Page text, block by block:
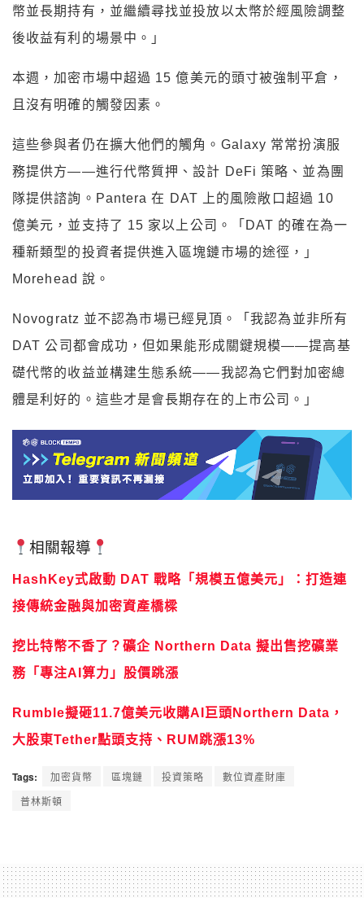
幣並長期持有，並繼續尋找並投放以太幣於經風險調整
後收益有利的場景中。」
本週，加密市場中超過 15 億美元的頭寸被強制平倉，
且沒有明確的觸發因素。
這些參與者仍在擴大他們的觸角。Galaxy 常常扮演服
務提供方——進行代幣質押、設計 DeFi 策略、並為團
隊提供諮詢。Pantera 在 DAT 上的風險敞口超過 10
億美元，並支持了 15 家以上公司。「DAT 的確在為一
種新類型的投資者提供進入區塊鏈市場的途徑，」
Morehead 說。
Novogratz 並不認為市場已經見頂。「我認為並非所有
DAT 公司都會成功，但如果能形成關鍵規模——提高基
礎代幣的收益並構建生態系統——我認為它們對加密總
體是利好的。這些才是會長期存在的上市公司。」
相關報導
HashKey式啟動 DAT 戰略「規模五億美元」：打造連
接傳統金融與加密資產橋樑
挖比特幣不香了？礦企 Northern Data 擬出售挖礦業
務「專注AI算力」股價跳漲
Rumble擬砸11.7億美元收購AI巨頭Northern Data，
大股東Tether點頭支持、RUM跳漲13%
Tags: 加密貨幣 區塊鏈 投資策略
數位資產財庫
普林斯頓